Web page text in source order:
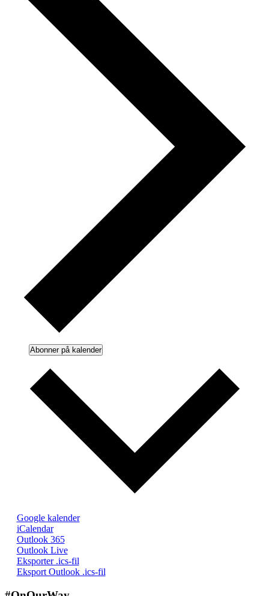
Abonner på kalender
Google kalender
iCalendar
Outlook 365
Outlook Live
Eksporter .ics-fil
Eksport Outlook .ics-fil